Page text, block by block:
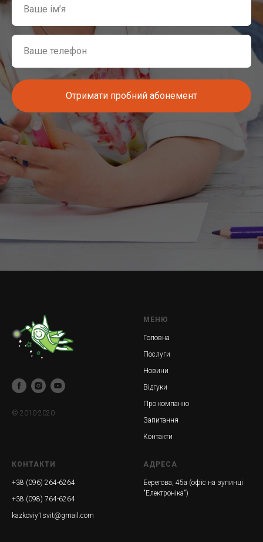
Отримати пробний абонемент
© 2010-2020
МЕНЮ
Головна
Послуги
Новини
Відгуки
Про компанію
Запитання
Контакти
КОНТАКТИ
+38 (096) 264-6264
+38 (098) 764-6264
kazkoviy1svit@gmail.com
АДРЕСА
Берегова, 45а (офіс на зупинці
"Електроніка")